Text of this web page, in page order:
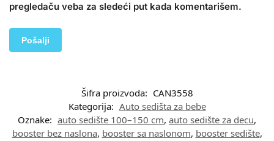
pregledaču veba za sledeći put kada komentarišem.
Šifra proizvoda: CAN3558
Kategorija: Auto sedišta za bebe
Oznake: auto sedište 100–150 cm, auto sedište za decu,
booster bez naslona, booster sa naslonom, booster sedište,